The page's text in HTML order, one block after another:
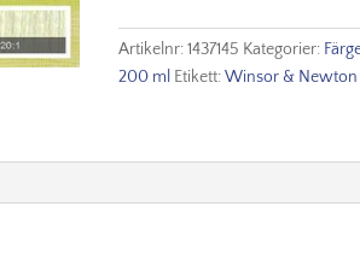
Artikelnr:1437145 Kategorier:
200 ml Etikett:Winsor &